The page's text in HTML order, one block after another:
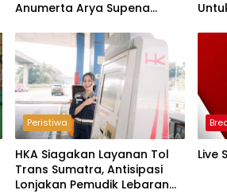
Anumerta Arya Supena
Peristiwa
HKA Siagakan Layanan Tol
Trans Sumatra, Antisipasi
Lonjakan Pemudik Lebaran
Live